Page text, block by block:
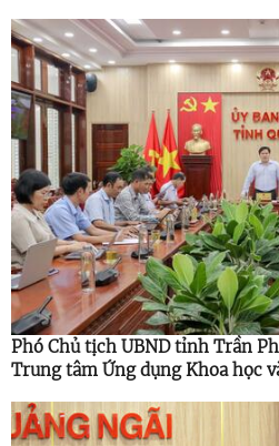
Phó Chủ tịch UBND tỉnh Trần
Trung tâm Ứng dụng Khoa học